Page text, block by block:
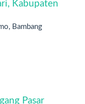
Kabupaten
Bambang
Pasar